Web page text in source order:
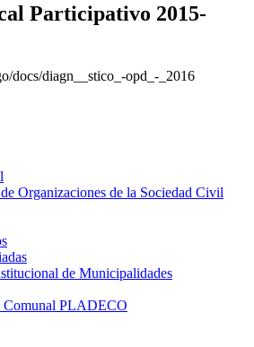
Participativo 2015-
docs/diagn__stico_-opd_-_2016
Organizaciones de la Sociedad Civil
de Municipalidades
Comunal PLADECO